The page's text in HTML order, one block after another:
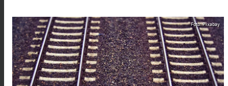
Foto: Pixabay